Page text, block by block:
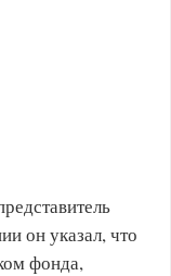
он указал, что
фонда,